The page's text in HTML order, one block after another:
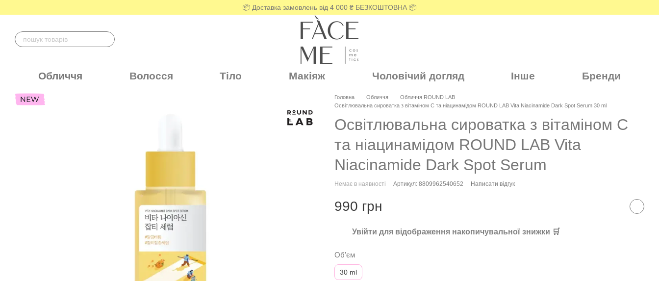
📦 Доставка замовлень від 4 000 ₴ БЕЗКОШТОВНА 📦
Обличчя Волосся Тіло Макіяж Чоловічий догляд Інше Бренди
Головна Обличчя
Обличчя ROUND LAB
Освітлювальна сироватка з вітаміном C та ніацинамідом ROUND LAB Vita Niacinamide Dark Spot Serum 30 ml
Освітлювальна сироватка з вітаміном C
та ніацинамідом ROUND LAB Vita
Niacinamide Dark Spot Serum
Немає в наявності Артикул: 8809962540652 Написати відгук
990 грн
Увійти для відображення накопичувальної знижки 🛒
Об'єм
30 ml